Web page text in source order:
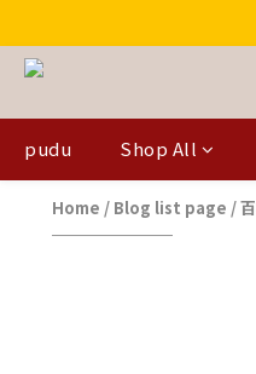
pudu Shop All
Home / Blog list page /